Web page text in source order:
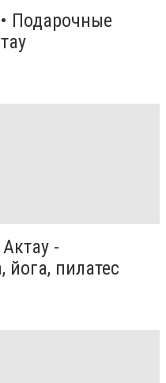
Подарочные
-
йога, пилатес